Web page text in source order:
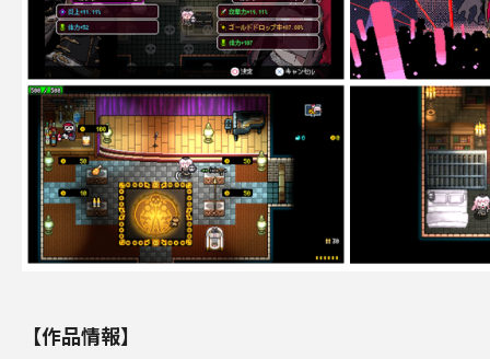
【作品情報】